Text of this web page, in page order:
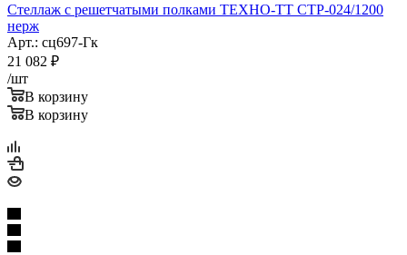
Стеллаж с решетчатыми полками ТЕХНО-ТТ СТР-024/1200
нерж
Арт.: сц697-Гк
21 082 ₽
/шт
В корзину
В корзину